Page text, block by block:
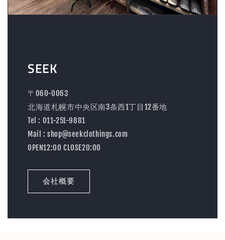
SEEK
〒060-0063
北海道札幌市中央区南3条西1丁目12番地
Tel : 011-251-9881
Mail : shop@seekclothings.com
OPEN12:00 CLOSE20:00
会社概要